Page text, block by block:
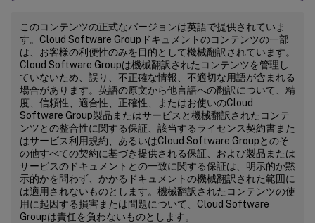
このコンテンツの正式なバージョンは英語で提供されていま
す。Cloud Software Groupドキュメントのコンテンツの一部
は、お客様の利便性のみを目的として機械翻訳されています。
Cloud Software Groupは機械翻訳されたコンテンツを管理し
ていないため、誤り、不正確な情報、不適切な用語が含まれる
場合があります。英語の原文から他言語への翻訳について、精
度、信頼性、適合性、正確性、またはお使いのCloud
Software Group製品またはサービスと機械翻訳されたコンテ
ンツとの整合性に関する保証、該当するライセンス契約書また
はサービス利用規約、あるいはCloud Software Groupとのそ
の他すべての契約に基づき提供される保証、および製品または
サービスのドキュメントとの一致に関する保証は、明示的か黙
示的かを問わず、かかるドキュメントの機械翻訳された範囲に
は適用されないものとします。機械翻訳されたコンテンツの使
用に起因する損害または問題について、Cloud Software
Groupは責任を負わないものとします。